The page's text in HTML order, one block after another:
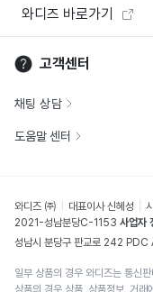
와디즈 바로가기
고객센터
채팅 상담
도움말 센터
와디즈 ㈜ 대표이사 신혜성
2021-성남분당C-1153 사업자
성남시 분당구 판교로 242
일부 상품의 경우 와디즈는 통신
상품의 경우 상품, 상품정보, 거래